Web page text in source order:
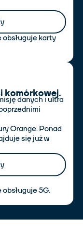
obsługuje karty
komórkowej.
danych i ultra
Orange. Ponad
się już w
5G.